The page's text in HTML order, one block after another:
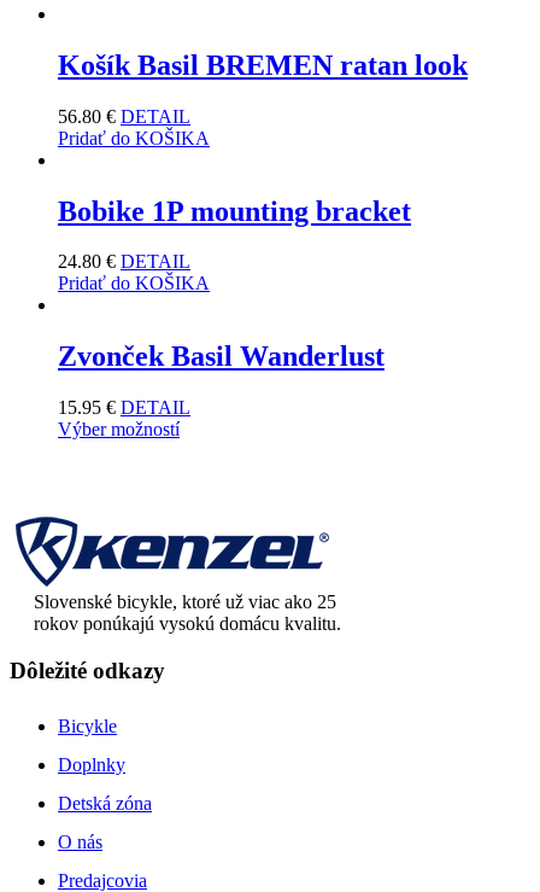
Košík Basil BREMEN ratan look
56.80 € DETAIL
Pridať do KOŠIKA
Bobike 1P mounting bracket
24.80 € DETAIL
Pridať do KOŠIKA
Zvonček Basil Wanderlust
15.95 € DETAIL
Výber možností
Slovenské bicykle, ktoré už viac ako 25
rokov ponúkajú vysokú domácu kvalitu.
Dôležité odkazy
Bicykle
Doplnky
Detská zóna
O nás
Predajcovia